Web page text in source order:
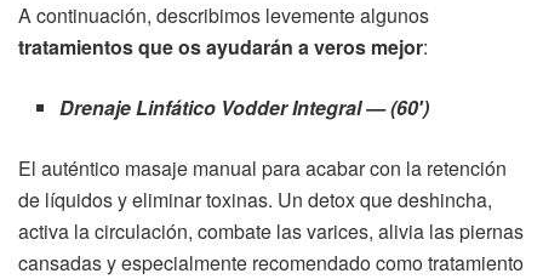
A continuación, describimos levemente algunos
tratamientos que os ayudarán a veros mejor:
Drenaje Linfático Vodder Integral — (60′)
El auténtico masaje manual para acabar con la retención
de líquidos y eliminar toxinas. Un detox que deshincha,
activa la circulación, combate las varices, alivia las piernas
cansadas y especialmente recomendado como tratamiento